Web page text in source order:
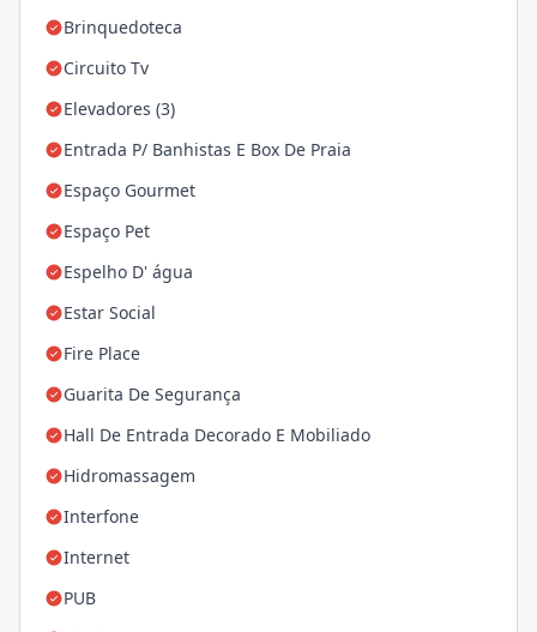
Brinquedoteca
Circuito Tv
Elevadores (3)
Entrada P/ Banhistas E Box De Praia
Espaço Gourmet
Espaço Pet
Espelho D' água
Estar Social
Fire Place
Guarita De Segurança
Hall De Entrada Decorado E Mobiliado
Hidromassagem
Interfone
Internet
PUB